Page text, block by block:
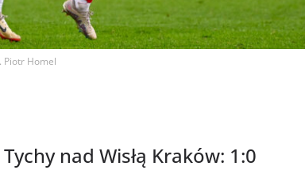
Piotr Homel
nad Wisłą Kraków: 1:0